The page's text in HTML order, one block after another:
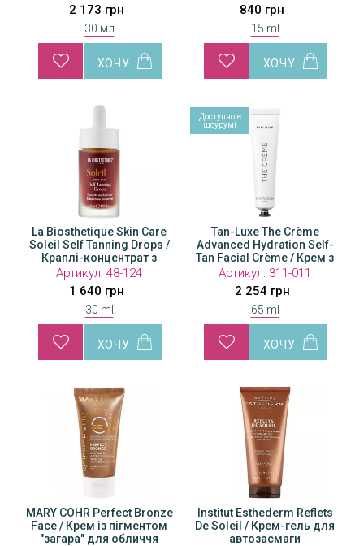
2 173 грн
30 мл
840 грн
15 ml
La Biosthetique Skin Care
Soleil Self Tanning Drops /
Краплі-концентрат з
ефектом автозагара
Артикул: 48-124
1 640 грн
30 ml
Tan-Luxe The Crème
Advanced Hydration Self-
Tan Facial Crème / Крем з
ефектом поступової
автозасмаги
Артикул: 311-011
2 254 грн
65 ml
Доступно в
шоурумі
MARY COHR Perfect Bronze
Face / Крем із пігментом
"загара" для обличчя
Institut Esthederm Reflets
De Soleil / Крем-гель для
автозасмаги